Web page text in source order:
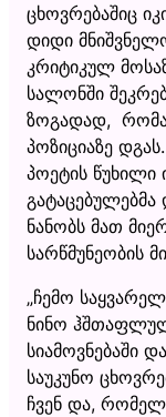
ცხოვრებაშიც
დიდი
კრიტიკულ
სალონში
ზოგადად,
პოზიციაზე
პოეტის წუხილი
გატაცებულებმა
ნანობს მათ
სარწმუნეობის
„ჩემო
ნინო
სიამოვნებაში
საუკუნო
ჩვენ და,